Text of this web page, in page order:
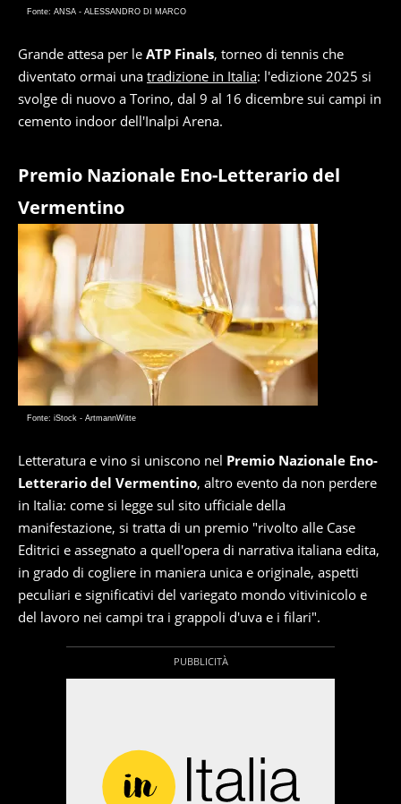
Fonte: ANSA - ALESSANDRO DI MARCO
Grande attesa per le ATP Finals, torneo di tennis che
diventato ormai una tradizione in Italia: l'edizione 2025 si
svolge di nuovo a Torino, dal 9 al 16 dicembre sui campi in
cemento indoor dell'Inalpi Arena.
Premio Nazionale Eno-Letterario del
Vermentino
Fonte: iStock - ArtmannWitte
Letteratura e vino si uniscono nel Premio Nazionale Eno-
Letterario del Vermentino, altro evento da non perdere
in Italia: come si legge sul sito ufficiale della
manifestazione, si tratta di un premio "rivolto alle Case
Editrici e assegnato a quell'opera di narrativa italiana edita,
in grado di cogliere in maniera unica e originale, aspetti
peculiari e significativi del variegato mondo vitivinicolo e
del lavoro nei campi tra i grappoli d'uva e i filari".